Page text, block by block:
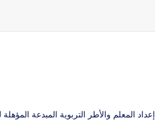
إعداد المعلم والأطر التربوية المبدعة